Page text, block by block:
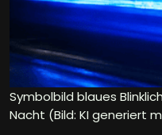
Symbolbild blaues
Nacht (Bild: KI generiert